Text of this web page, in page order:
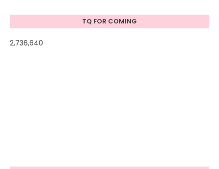
TQ FOR COMING
2,736,640